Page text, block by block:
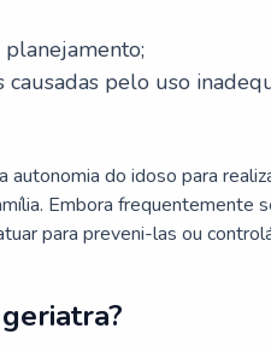
planejamento;
causadas pelo uso
do idoso para
Embora frequentemente
para preveni-las ou